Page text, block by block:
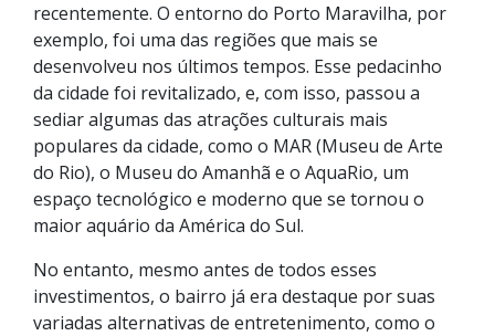
recentemente. O entorno do Porto Maravilha, por
exemplo, foi uma das regiões que mais se
desenvolveu nos últimos tempos. Esse pedacinho
da cidade foi revitalizado, e, com isso, passou a
sediar algumas das atrações culturais mais
populares da cidade, como o MAR (Museu de Arte
do Rio), o Museu do Amanhã e o AquaRio, um
espaço tecnológico e moderno que se tornou o
maior aquário da América do Sul.
No entanto, mesmo antes de todos esses
investimentos, o bairro já era destaque por suas
variadas alternativas de entretenimento, como o